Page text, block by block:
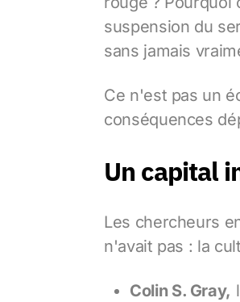
suspension du
sans jamais
Ce n'est pas un
conséquences
Un capital
Les chercheurs
n'avait pas : la
Colin S. Gray,